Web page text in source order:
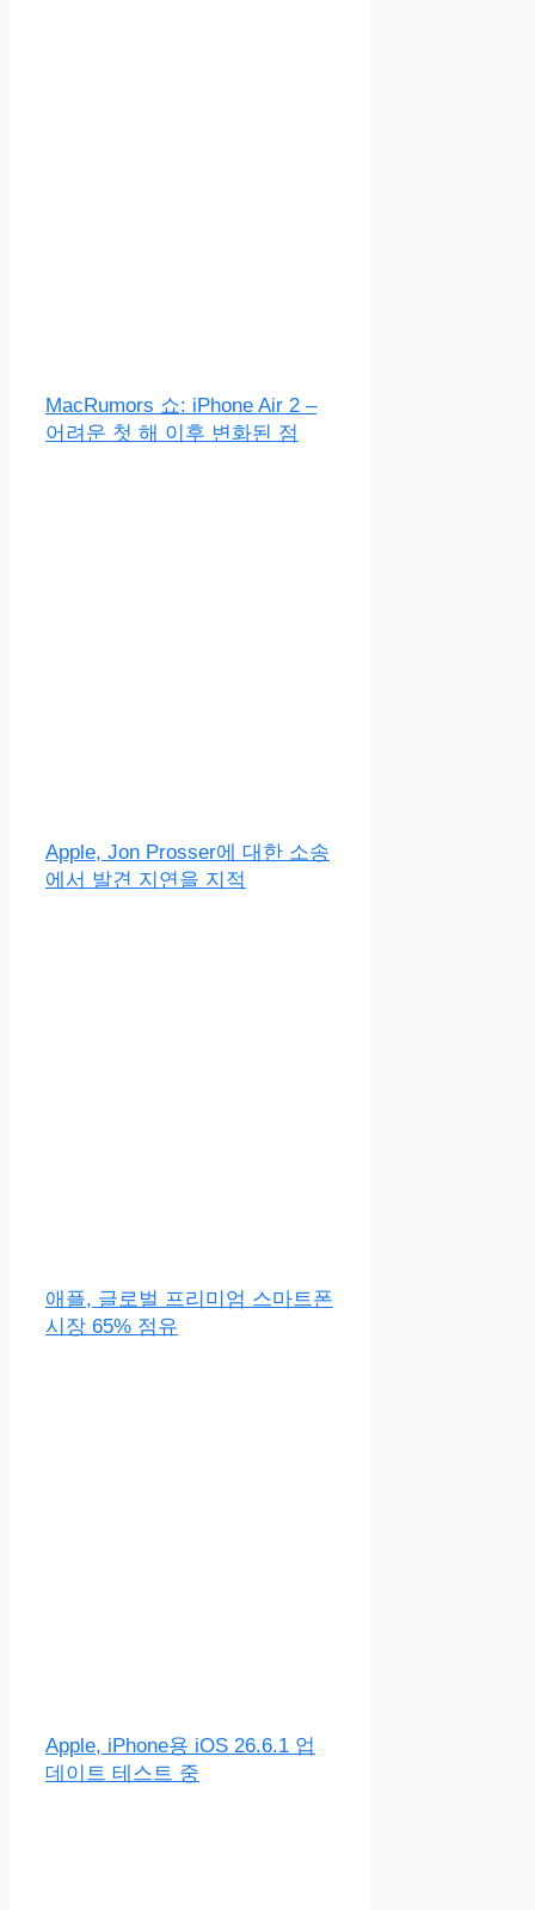
MacRumors 쇼: iPhone Air 2 –
어려운 첫 해 이후 변화된 점
Apple, Jon Prosser에 대한 소송
에서 발견 지연을 지적
애플, 글로벌 프리미엄 스마트폰
시장 65% 점유
Apple, iPhone용 iOS 26.6.1 업
데이트 테스트 중